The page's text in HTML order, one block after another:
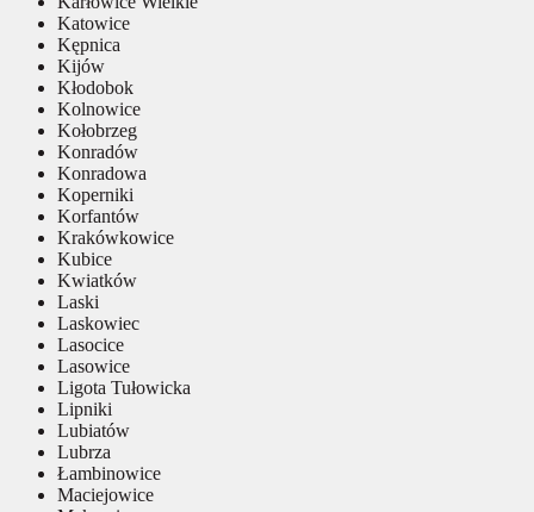
Katowice
Kępnica
Kijów
Kłodobok
Kolnowice
Kołobrzeg
Konradów
Konradowa
Koperniki
Korfantów
Krakówkowice
Kubice
Kwiatków
Laski
Laskowiec
Lasocice
Lasowice
Ligota Tułowicka
Lipniki
Lubiatów
Lubrza
Łambinowice
Maciejowice